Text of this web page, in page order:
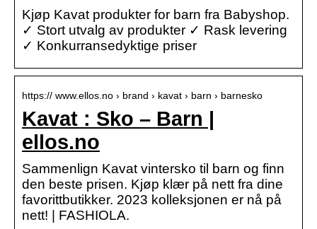
Kjøp Kavat produkter for barn fra Babyshop.
✓ Stort utvalg av produkter ✓ Rask levering
✓ Konkurransedyktige priser
https:// www.ellos.no › brand › kavat › barn › barnesko
Kavat : Sko – Barn |
ellos.no
Sammenlign Kavat vintersko til barn og finn
den beste prisen. Kjøp klær på nett fra dine
favorittbutikker. 2023 kolleksjonen er nå på
nett! | FASHIOLA.